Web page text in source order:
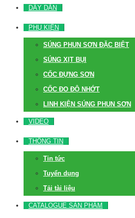
DÂY DẪN
PHỤ KIỆN
SÚNG PHUN SƠN ĐẶC BIỆT
SÚNG XỊT BỤI
CỐC ĐỰNG SƠN
CỐC ĐO ĐỘ NHỚT
LINH KIỆN SÚNG PHUN SƠN
VIDEO
THÔNG TIN
Tin tức
Tuyển dụng
Tải tài liệu
CATALOGUE SẢN PHẨM